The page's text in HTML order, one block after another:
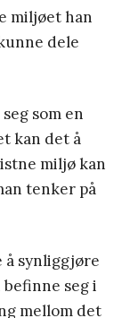
miljøet han
dele
som en
kan det å
miljø kan
tenker på
å synliggjøre
seg i
mellom det